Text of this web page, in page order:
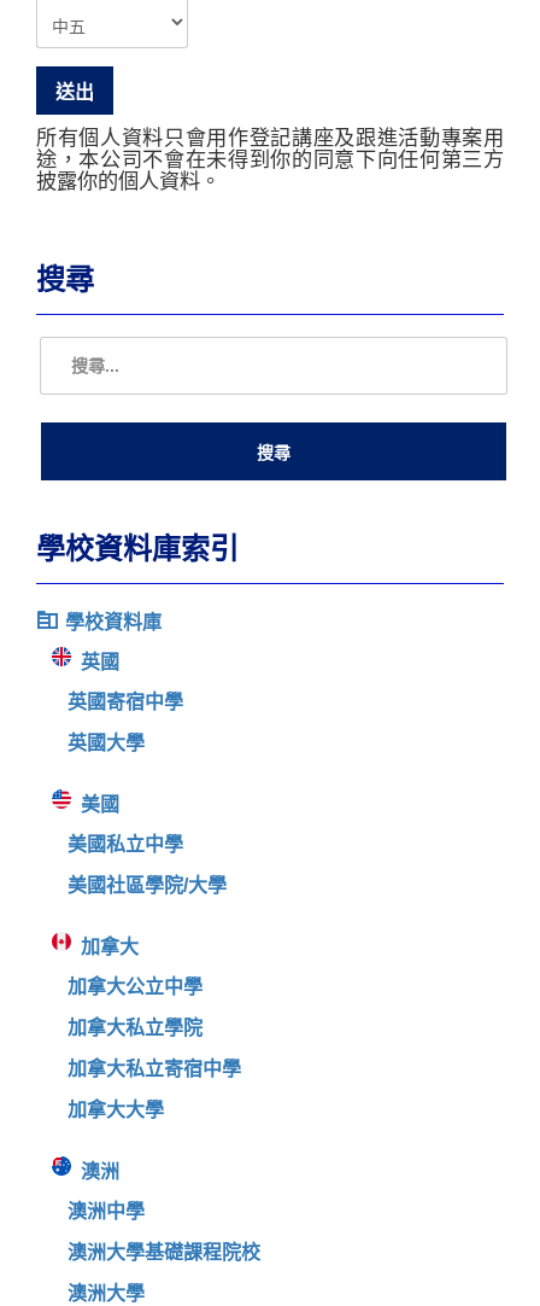
所有個人資料只會用作登記講座及跟進活動專案用
途，本公司不會在未得到你的同意下向任何第三方
披露你的個人資料。
搜尋
學校資料庫索引
學校資料庫
英國
英國寄宿中學
英國大學
美國
美國私立中學
美國社區學院/大學
加拿大
加拿大公立中學
加拿大私立學院
加拿大私立寄宿中學
加拿大大學
澳洲
澳洲中學
澳洲大學基礎課程院校
澳洲大學